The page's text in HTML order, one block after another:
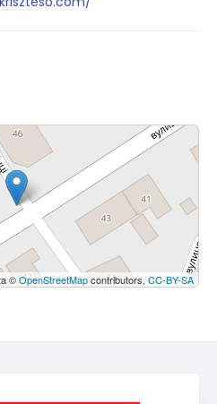
©OpenStreetMapcontributors, CC-BY-SA